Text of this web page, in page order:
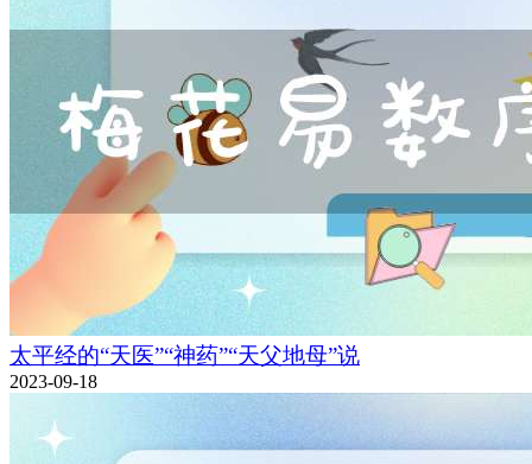
太平经的“天医”“神药”“天父地母”说
2023-09-18